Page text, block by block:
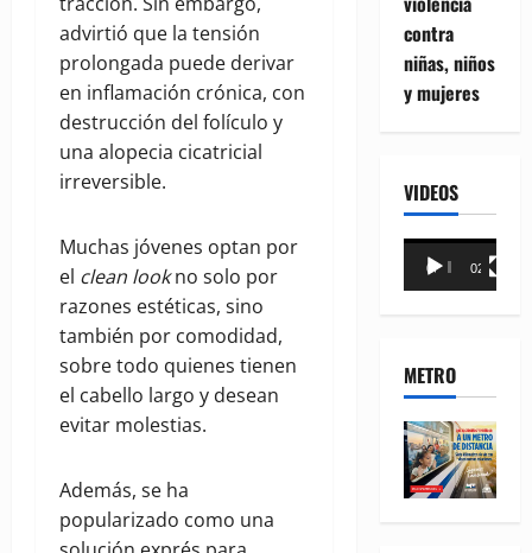
advirtió que la tensión
prolongada puede derivar
en inflamación crónica, con
destrucción del folículo y
una alopecia cicatricial
irreversible.
Muchas jóvenes optan por
el clean lookno solo por
razones estéticas, sino
también por comodidad,
sobre todo quienes tienen
el cabello largo y desean
evitar molestias.
Además, se ha
popularizado como una
contra
niñas, niños
y mujeres
VIDEOS
Reproductor
00:00 02:18
METRO